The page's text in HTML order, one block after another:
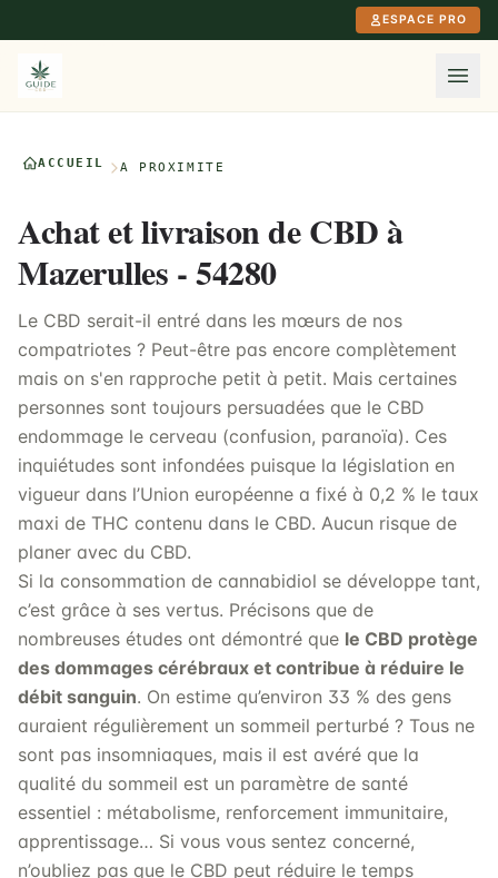
ESPACE PRO
ACCUEIL À PROXIMITÉ
Achat et livraison de CBD à
Mazerulles - 54280
Le CBD serait-il entré dans les mœurs de nos
compatriotes ? Peut-être pas encore complètement
mais on s'en rapproche petit à petit. Mais certaines
personnes sont toujours persuadées que le CBD
endommage le cerveau (confusion, paranoïa). Ces
inquiétudes sont infondées puisque la législation en
vigueur dans l’Union européenne a fixé à 0,2 % le taux
maxi de THC contenu dans le CBD. Aucun risque de
planer avec du CBD.
Si la consommation de cannabidiol se développe tant,
c’est grâce à ses vertus. Précisons que de
nombreuses études ont démontré que le CBD protège
des dommages cérébraux et contribue à réduire le
débit sanguin. On estime qu’environ 33 % des gens
auraient régulièrement un sommeil perturbé ? Tous ne
sont pas insomniaques, mais il est avéré que la
qualité du sommeil est un paramètre de santé
essentiel : métabolisme, renforcement immunitaire,
apprentissage… Si vous vous sentez concerné,
n’oubliez pas que le CBD peut réduire le temps